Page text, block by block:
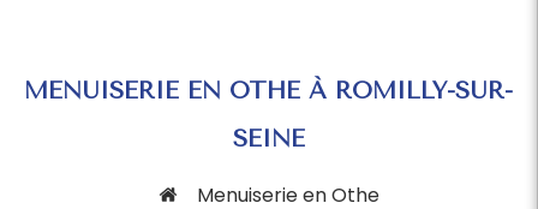
MENUISERIE EN OTHE À ROMILLY-SUR-
SEINE
Menuiserie en Othe